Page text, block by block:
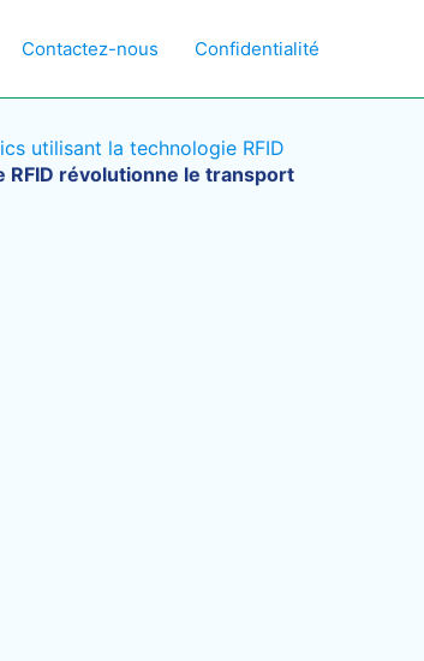
Contactez-nous Confidentialité
utilisant la technologie RFID
RFID révolutionne le transport